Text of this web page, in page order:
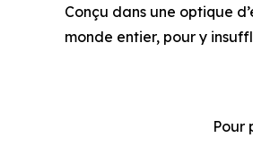
Conçu dans une optique
monde entier, pour y
Pour